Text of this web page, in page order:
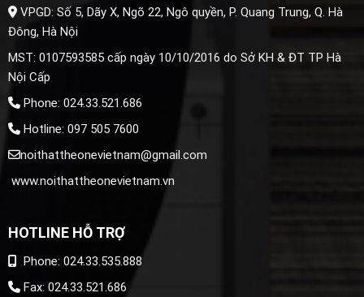
VPGD: Số 5, Dãy X, Ngõ 22, Ngô quyền, P. Quang Trung, Q. Hà
Đông, Hà Nội
MST: 0107593585 cấp ngày 10/10/2016 do Sở KH & ĐT TP Hà
Nội Cấp
Phone: 024.33.521.686
Hotline: 097 505 7600
noithattheonevietnam@gmail.com
www.noithattheonevietnam.vn
HOTLINE HỖ TRỢ
Phone: 024.33.535.888
Fax: 024.33.521.686